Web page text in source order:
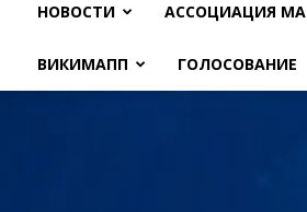
НОВОСТИ АССОЦИАЦИЯ
ВИКИМАПП ГОЛОСОВАНИЕ